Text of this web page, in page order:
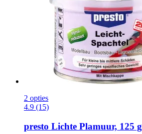
2 opties
4.9 (15)
presto Lichte Plamuur, 125 g